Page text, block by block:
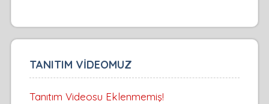
TANITIM VİDEOMUZ
Tanıtım Videosu Eklenmemiş!